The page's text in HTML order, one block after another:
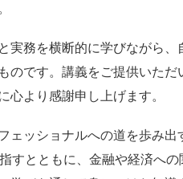
務を横断的に学びながら、
のです。講義をご提供いた
心より感謝申し上げます。
ッショナルへの道を歩み出
すとともに、金融や経済へ